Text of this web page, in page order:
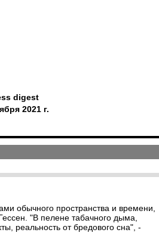
digest
2021 г.
обычного пространства и времени,
"В пелене табачного дыма,
реальность от бредового сна", -